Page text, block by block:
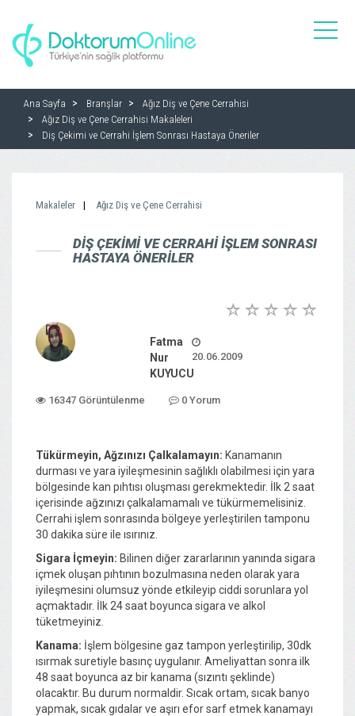
toggle
Ana Sayfa Branşlar
Ağız Diş ve Çene Cerrahisi
Ağız Diş ve Çene Cerrahisi Makaleleri
Diş Çekimi ve Cerrahi İşlem Sonrası Hastaya Öneriler
Makaleler Ağız Diş ve Çene Cerrahisi
DIŞ ÇEKIMI VE CERRAHI İŞLEM SONRASI
HASTAYA ÖNERILER
Fatma
Nur
KUYUCU
20.06.2009
16347 Görüntülenme 0 Yorum
Tükürmeyin, Ağzınızı Çalkalamayın: Kanamanın
durması ve yara iyileşmesinin sağlıklı olabilmesi için yara
bölgesinde kan pıhtısı oluşması gerekmektedir. İlk 2 saat
içerisinde ağzınızı çalkalamamalı ve tükürmemelisiniz.
Cerrahi işlem sonrasında bölgeye yerleştirilen tamponu
30 dakika süre ile ısırınız.
Sigara İçmeyin: Bilinen diğer zararlarının yanında sigara
içmek oluşan pıhtının bozulmasına neden olarak yara
iyileşmesini olumsuz yönde etkileyip ciddi sorunlara yol
açmaktadır. İlk 24 saat boyunca sigara ve alkol
tüketmeyiniz.
Kanama: İşlem bölgesine gaz tampon yerleştirilip, 30dk
ısırmak suretiyle basınç uygulanır. Ameliyattan sonra ilk
48 saat boyunca az bir kanama (sızıntı şeklinde)
olacaktır. Bu durum normaldir. Sıcak ortam, sıcak banyo
yapmak, sıcak gıdalar ve aşırı efor sarf etmek kanamayı